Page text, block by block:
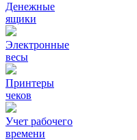
Денежные
ящики
Электронные
весы
Принтеры
чеков
Учет рабочего
времени